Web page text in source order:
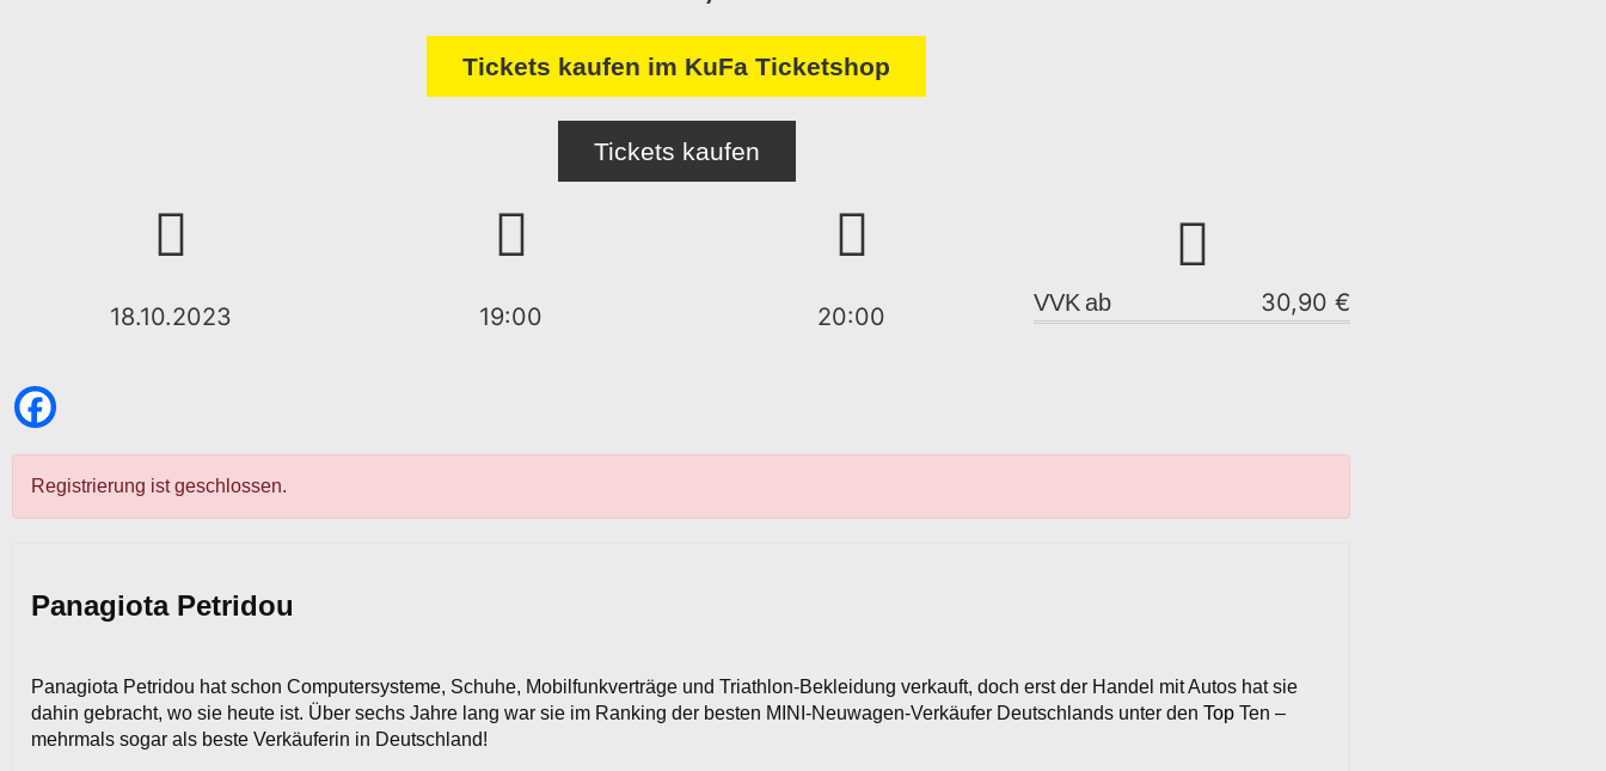
Tickets kaufen im KuFa Ticketshop
Tickets kaufen
18.10.2023 19:00 20:00 VVK ab 30,90 €
Registrierung ist geschlossen.
Panagiota Petridou
Panagiota Petridou hat schon Computersysteme, Schuhe, Mobilfunkverträge und Triathlon-Bekleidung verkauft, doch erst der Handel mit Autos hat sie
dahin gebracht, wo sie heute ist. Über sechs Jahre lang war sie im Ranking der besten MINI-Neuwagen-Verkäufer Deutschlands unter den Top Ten –
mehrmals sogar als beste Verkäuferin in Deutschland!